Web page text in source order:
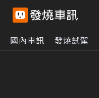
國內車訊 發燒試駕